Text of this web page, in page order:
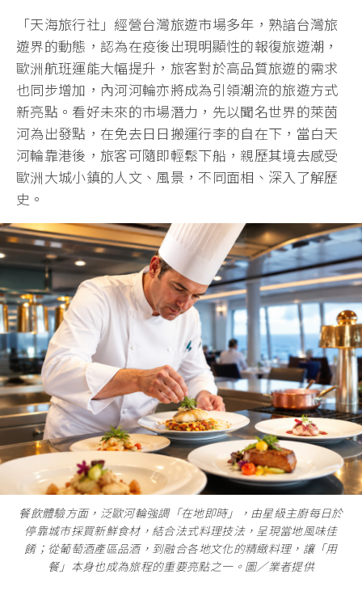
「天海旅行社」經營台灣旅遊市場多年，熟諳台灣旅
遊界的動態，認為在疫後出現明顯性的報復旅遊潮，
歐洲航班運能大幅提升，旅客對於高品質旅遊的需求
也同步增加，內河河輪亦將成為引領潮流的旅遊方式
新亮點。看好未來的市場潛力，先以聞名世界的萊茵
河為出發點，在免去日日搬運行李的自在下，當白天
河輪靠港後，旅客可隨即輕鬆下船，親歷其境去感受
歐洲大城小鎮的人文、風景，不同面相、深入了解歷
史。
餐飲體驗方面，泛歐河輪強調「在地即時」，由星級主廚每日於
停靠城市採買新鮮食材，結合法式料理技法，呈現當地風味佳
餚；從葡萄酒產區品酒，到融合各地文化的精緻料理，讓「用
餐」本身也成為旅程的重要亮點之一。圖／業者提供